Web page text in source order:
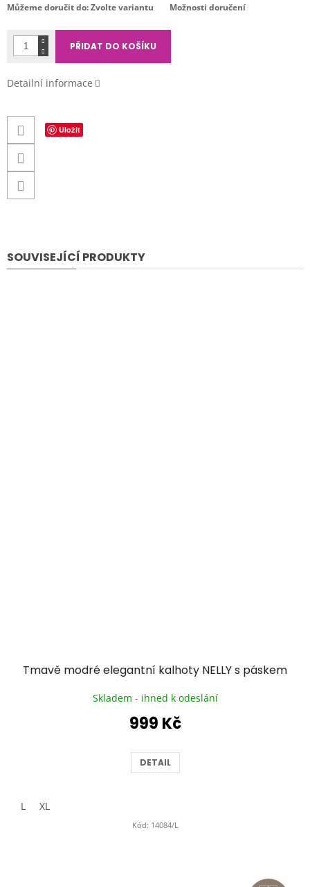
Můžeme doručit do:Zvolte variantu Možnosti doručení
PŘIDAT DO KOŠÍKU
Detailní informace
Uložit
SOUVISEJÍCÍ PRODUKTY
Tmavě modré elegantní kalhoty NELLY s páskem
Skladem - ihned k odeslání
999 Kč
DETAIL
L XL
Kód: 14084/L